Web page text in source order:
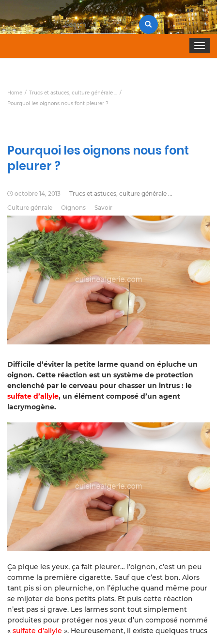
Search
for:
Toggle
Home
Trucs et astuces, culture générale ...
Pourquoi les oignons nous font pleurer ?
Pourquoi les oignons nous font
pleurer ?
octobre 14, 2013
Trucs et astuces, culture générale ...
Culture génrale
Oignons Savoir
Difficile d’éviter la petite larme quand on épluche un
oignon. Cette réaction est un système de protection
enclenché par le cerveau pour chasser un intrus : le
sulfate d’allyle, un élément composé d’un agent
lacrymogène.
Ça pique les yeux, ça fait pleurer… l’oignon, c’est un peu
comme la première cigarette. Sauf que c’est bon. Alors
tant pis si on pleurniche, on l’épluche quand même pour
se mijoter de bons petits plats. Et puis cette réaction
n’est pas si grave. Les larmes sont tout simplement
produites pour protéger nos yeux d’un composé nommé
« sulfate d’allyle ». Heureusement, il existe quelques trucs